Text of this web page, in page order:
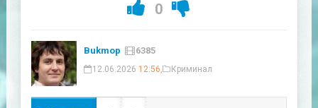
0
Bukmop 6385
12.06.2026 12:56 Криминал